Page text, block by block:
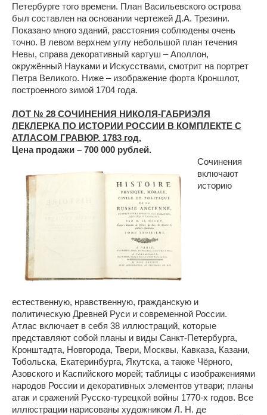
Петербурге того времени. План Васильевского острова
был составлен на основании чертежей Д.А. Трезини.
Показано много зданий, расстояния соблюдены очень
точно. В левом верхнем углу небольшой план течения
Невы, справа декоративный картуш – Аполлон,
окружённый Науками и Искусствами, смотрит на портрет
Петра Великого. Ниже – изображение форта Кроншлот,
построенного зимой 1704 года.
ЛОТ № 28 СОЧИНЕНИЯ НИКОЛЯ-ГАБРИЭЛЯ
ЛЕКЛЕРКА ПО ИСТОРИИ РОССИИ В КОМПЛЕКТЕ С
АТЛАСОМ ГРАВЮР, 1783 год.
Цена продажи – 700 000 рублей.
Сочинения
включают
историю
естественную, нравственную, гражданскую и
политическую Древней Руси и современной России.
Атлас включает в себя 38 иллюстраций, которые
представляют собой планы и виды Санкт-Петербурга,
Кронштадта, Новгорода, Твери, Москвы, Кавказа, Казани,
Тобольска, Екатеринбурга, Якутска, а также Чёрного,
Азовского и Каспийского морей; таблицы с изображениями
народов России и декоративных элементов утвари; планы
атак и сражений Русско-турецкой войны 1770-х годов. Все
иллюстрации нарисованы художником Л. Н. де